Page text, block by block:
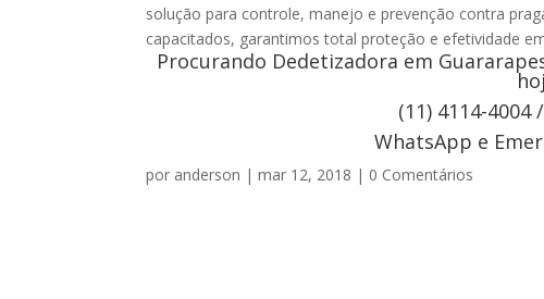
solução para controle, manejo e prevenção contra
capacitados, garantimos total proteção e efetividade
Procurando Dedetizadora em
(11) 4114-4004
WhatsApp e
por anderson |mar 12, 2018 | 0 Comentários